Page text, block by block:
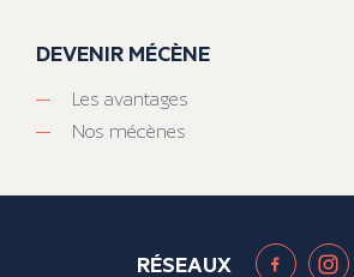
DEVENIR MÉCÈNE
Les avantages
Nos mécènes
RÉSEAUX